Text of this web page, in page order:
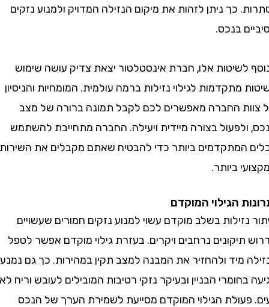
כך ניתן לזהות את מיקום הנזילה המדויק ולמנוע נזקים
בנכס.
אלו, חברת אינסטלטור יצאת צדיק עושה שימוש
מתקדמות לגילוי נזילות ברמה עולמית. המומחיות והניסיון
החברה מאפשרים לכם לקבל תמונה ברורה של מצב
בצורה מיידית ויעילה. החברה מתחייבת להשתמש
ביותר כדי להבטיח שאתם מקבלים את השירות
ביותר.
הגילוי המוקדם
בשלב מוקדם עשוי למנוע נזקים חמורים שעשויים
נרחבים ויקרים. בעזרת גילוי מוקדם אפשר לטפל
מיד ולהחזיר את המבנה למצב תקין במהירות. כך גם נמנעת
הבניין ובעיקר נזקי רטיבות המובילים לעובש וריח לא
הגילוי המוקדם מסייעת לשמירת הערך של הנכס